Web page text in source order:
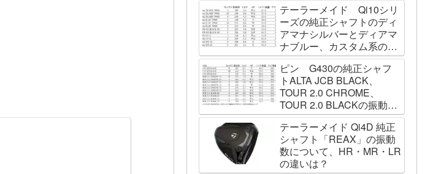
テーラーメイド Qi10シリ
ーズの純正シャフトのディ
アマナシルバーとディアマ
ナブルー、カスタム系の
SPEEDER NK BLACK、
TOUR AD VF、Diamana
WBの振動数を測ってみた
ピン G430の純正シャフ
トALTA JCB BLACK、
TOUR 2.0 CHROME、
TOUR 2.0 BLACKの振動数
を測ってみました
テーラーメイド Qi4D 純正
シャフト「REAX」の振動
数について、HR・MR・LR
の違いは？